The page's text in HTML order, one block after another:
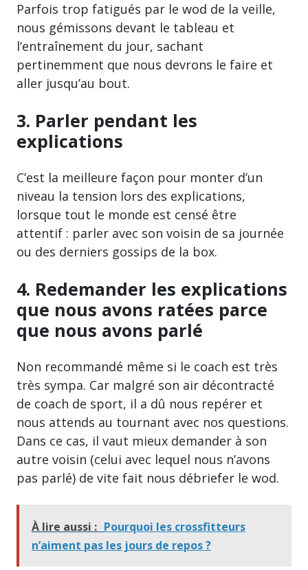
Parfois trop fatigués par le wod de la veille,
nous gémissons devant le tableau et
l’entraînement du jour, sachant
pertinemment que nous devrons le faire et
aller jusqu’au bout.
3. Parler pendant les
explications
C’est la meilleure façon pour monter d’un
niveau la tension lors des explications,
lorsque tout le monde est censé être
attentif : parler avec son voisin de sa journée
ou des derniers gossips de la box.
4. Redemander les explications
que nous avons ratées parce
que nous avons parlé
Non recommandé même si le coach est très
très sympa. Car malgré son air décontracté
de coach de sport, il a dû nous repérer et
nous attends au tournant avec nos questions.
Dans ce cas, il vaut mieux demander à son
autre voisin (celui avec lequel nous n’avons
pas parlé) de vite fait nous débriefer le wod.
À lire aussi : Pourquoi les crossfitteurs
n’aiment pas les jours de repos ?